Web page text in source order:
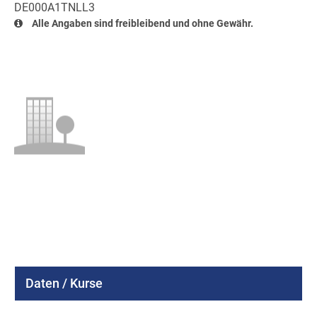
DE000A1TNLL3
Alle Angaben sind freibleibend und ohne Gewähr.
Daten / Kurse